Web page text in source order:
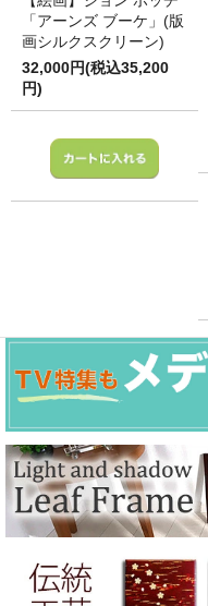
「アーンズ ブーケ」(版
画シルクスクリーン)
32,000円(税込35,200
円)